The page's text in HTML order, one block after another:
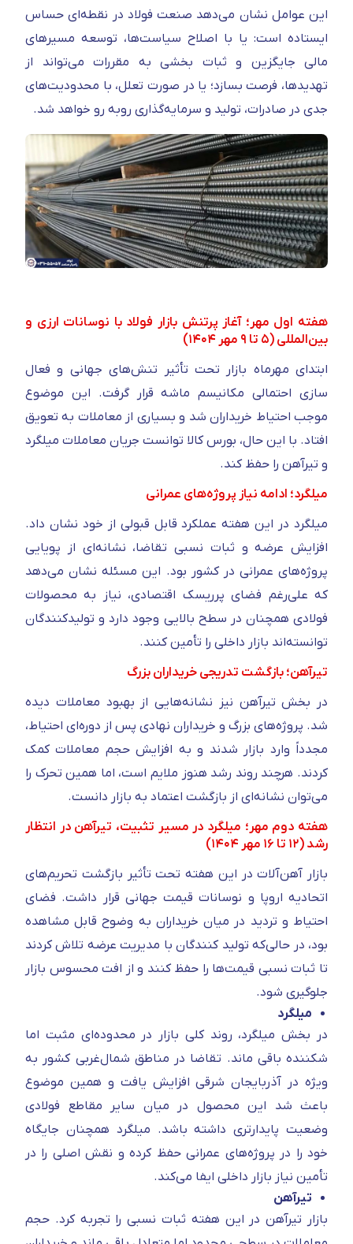
این عوامل نشان می‌دهد صنعت فولاد در نقطه‌ای حساس
ایستاده است: یا با اصلاح سیاست‌ها، توسعه مسیرهای
مالی جایگزین و ثبات‌ بخشی به مقررات می‌تواند از
تهدیدها، فرصت بسازد؛ یا در صورت تعلل، با محدودیت‌های
جدی در صادرات، تولید و سرمایه‌گذاری روبه‌ رو خواهد شد.
هفته اول مهر؛ آغاز پرتنش بازار فولاد با نوسانات ارزی و
بین‌المللی (۵ تا ۹ مهر ۱۴۰۴)
ابتدای مهرماه بازار تحت تأثیر تنش‌های جهانی و فعال‌
سازی احتمالی مکانیسم ماشه قرار گرفت. این موضوع
موجب احتیاط خریداران شد و بسیاری از معاملات به تعویق
افتاد. با این حال، بورس کالا توانست جریان معاملات میلگرد
و تیرآهن را حفظ کند.
میلگرد؛ ادامه نیاز پروژه‌های عمرانی
میلگرد در این هفته عملکرد قابل قبولی از خود نشان داد.
افزایش عرضه و ثبات نسبی تقاضا، نشانه‌ای از پویایی
پروژه‌های عمرانی در کشور بود. این مسئله نشان می‌دهد
که علی‌رغم فضای پرریسک اقتصادی، نیاز به محصولات
فولادی همچنان در سطح بالایی وجود دارد و تولیدکنندگان
توانسته‌اند بازار داخلی را تأمین کنند.
تیرآهن؛ بازگشت تدریجی خریداران بزرگ
در بخش تیرآهن نیز نشانه‌هایی از بهبود معاملات دیده
شد. پروژه‌های بزرگ و خریداران نهادی پس از دوره‌ای احتیاط،
مجدداً وارد بازار شدند و به افزایش حجم معاملات کمک
کردند. هرچند روند رشد هنوز ملایم است، اما همین تحرک را
می‌توان نشانه‌ای از بازگشت اعتماد به بازار دانست.
هفته دوم مهر؛ میلگرد در مسیر تثبیت، تیرآهن در انتظار
رشد (۱۲ تا ۱۶ مهر ۱۴۰۴)
بازار آهن‌آلات در این هفته تحت تأثیر بازگشت تحریم‌های
اتحادیه اروپا و نوسانات قیمت جهانی قرار داشت. فضای
احتیاط و تردید در میان خریداران به‌ وضوح قابل مشاهده
بود، در حالی‌که تولید کنندگان با مدیریت عرضه تلاش کردند
تا ثبات نسبی قیمت‌ها را حفظ کنند و از افت محسوس بازار
جلوگیری شود.
میلگرد
در بخش میلگرد، روند کلی بازار در محدوده‌ای مثبت اما
شکننده باقی ماند. تقاضا در مناطق شمال‌غربی کشور به‌
ویژه در آذربایجان شرقی افزایش یافت و همین موضوع
باعث شد این محصول در میان سایر مقاطع فولادی
وضعیت پایدارتری داشته باشد. میلگرد همچنان جایگاه
خود را در پروژه‌های عمرانی حفظ کرده و نقش اصلی را در
تأمین نیاز بازار داخلی ایفا می‌کند.
تیرآهن
بازار تیرآهن در این هفته ثبات نسبی را تجربه کرد. حجم